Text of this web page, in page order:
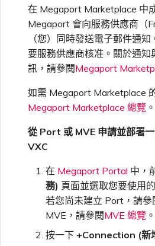
使用 MVE 主控台
MVE 常見問題
變更 IX 設定
遷移 VXC 和 IX
Azure 服務金鑰 API 回應欄
疑難排解後續步驟
提供偵錯資訊以加快支援回應
在 Megaport Marketplace 中
Megaport 會向服務供應商（
（您）同時發送電子郵件通
要服務供應商核准。關於通知
訊，請參閱Megaport
如需 Megaport Marketplace
Megaport Marketplace 總覽 。
從 Port 或 MVE 申請並部署
VXC
在 Megaport Portal 中，
務) 頁面並選取您要使用
若您尚未建立 Port，請參
MVE，請參閱MVE 總覽 。
按一下 +Connection (新